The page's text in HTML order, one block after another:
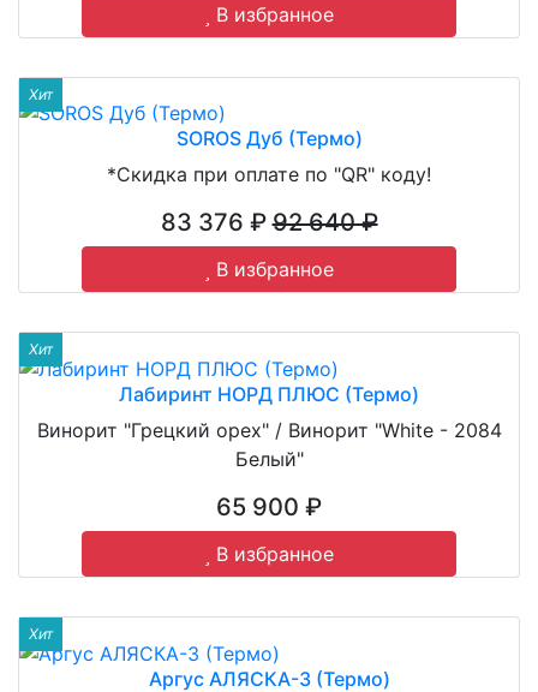
В избранное
Хит
SOROS Дуб (Термо)
*Скидка при оплате по "QR" коду!
83 376 ₽92 640 ₽
В избранное
Хит
Лабиринт НОРД ПЛЮС (Термо)
Винорит "Грецкий орех" / Винорит "White - 2084
Белый"
65 900 ₽
В избранное
Хит
Аргус АЛЯСКА-3 (Термо)